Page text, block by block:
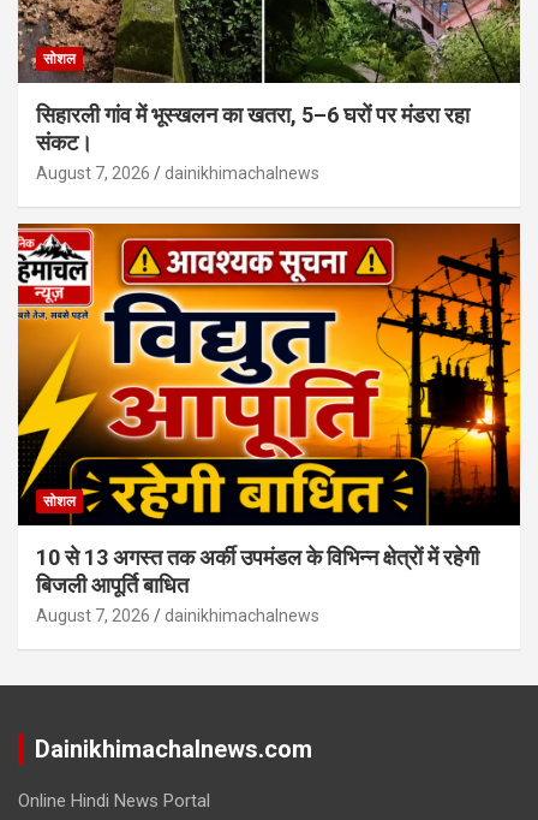
सोशल
सिहारली गांव में भूस्खलन का खतरा, 5–6 घरों पर मंडरा रहा
संकट।
August 7, 2026 dainikhimachalnews
सोशल
10 से 13 अगस्त तक अर्की उपमंडल के विभिन्न क्षेत्रों में रहेगी
बिजली आपूर्ति बाधित
August 7, 2026 dainikhimachalnews
Dainikhimachalnews.com
Online Hindi News Portal